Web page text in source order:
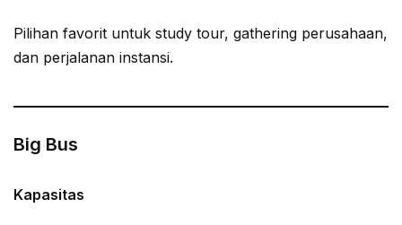
Pilihan favorit untuk study tour, gathering perusahaan,
dan perjalanan instansi.
Big Bus
Kapasitas